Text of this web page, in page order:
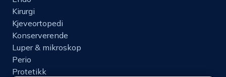
Kirurgi
Kjeveortopedi
Konserverende
Luper & mikroskop
Perio
Protetikk